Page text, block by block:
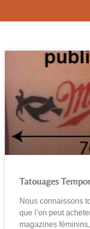
Tatouages
Nous connaissons
que l’on peut
magazines